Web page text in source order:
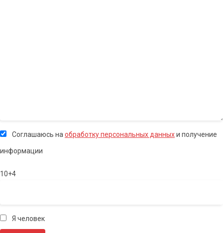
Соглашаюсь на обработку персональных данныхи получение
информации
10+4
Я человек